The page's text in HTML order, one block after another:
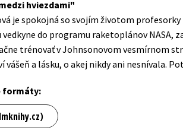
a osobní rozvoj
Populárně - naučné
Předškoláci
hviezdami
je spokojná so svojím životom
do programu raketoplánov NASA,
trénovať v Johnsonovom vesmírnom
vášeň a lásku, o akej nikdy ani nesnívala.
formáty: